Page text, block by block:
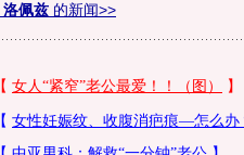
洛佩兹 的新闻>>